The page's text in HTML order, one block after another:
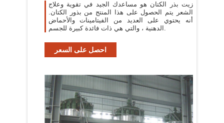
زيت بذر الكتان هو مساعدك الجيد في تقوية وعلاج
الشعر يتم الحصول على هذا المنتج من بذور الكتان.
أنه يحتوي على العديد من الفيتامينات والأحماض
الدهنية ، والتي هي ذات فائدة كبيرة للجسم.
احصل على السعر